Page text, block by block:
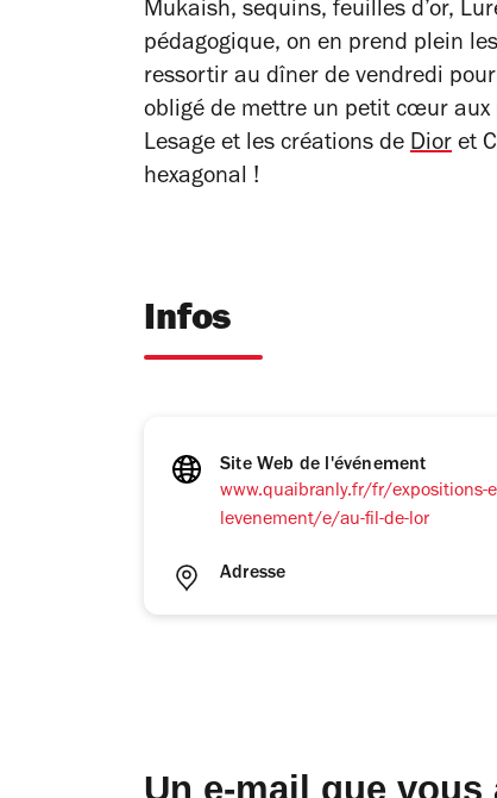
Mukaish, sequins, feuilles d’or,
pédagogique, on en prend plein
ressortir au dîner de vendredi
obligé de mettre un petit cœur aux
Lesage et les créations de Dior et
hexagonal !
Infos
Site Web de l'événement
www.quaibranly.fr/fr/expositions-
levenement/e/au-fil-de-lor
Adresse
Un e-mail que